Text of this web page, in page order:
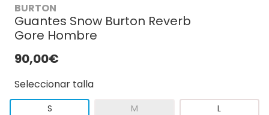
BURTON
Guantes Snow Burton Reverb
Gore Hombre
90,00€
Seleccionar talla
S M L